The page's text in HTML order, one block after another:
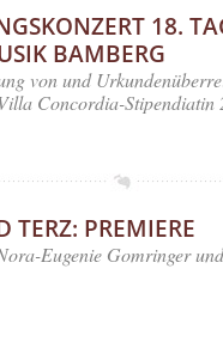
18.
BAMBERG
von und
Concordia-Stipendiatin
TERZ: PREMIERE
Eugenie Gomringer